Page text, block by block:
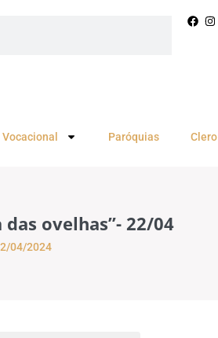
Vocacional Paróquias Clero
ovelhas”- 22/04
04/2024